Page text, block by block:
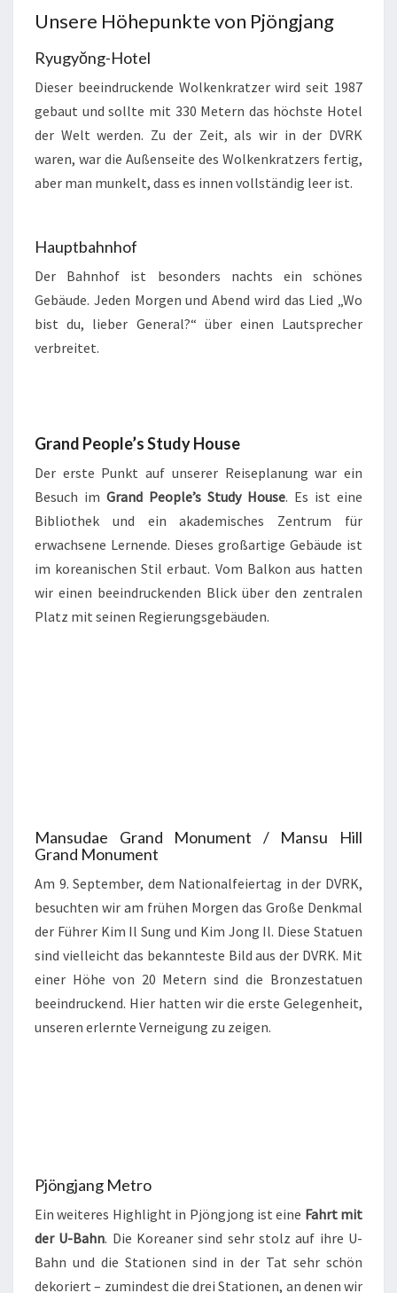
Unsere Höhepunkte von Pjöngjang
Ryugyŏng-Hotel
Dieser beeindruckende Wolkenkratzer wird seit 1987
gebaut und sollte mit 330 Metern das höchste Hotel
der Welt werden. Zu der Zeit, als wir in der DVRK
waren, war die Außenseite des Wolkenkratzers fertig,
aber man munkelt, dass es innen vollständig leer ist.
Hauptbahnhof
Der Bahnhof ist besonders nachts ein schönes
Gebäude. Jeden Morgen und Abend wird das Lied „Wo
bist du, lieber General?“ über einen Lautsprecher
verbreitet.
Grand People’s Study House
Der erste Punkt auf unserer Reiseplanung war ein
Besuch im Grand People’s Study House. Es ist eine
Bibliothek und ein akademisches Zentrum für
erwachsene Lernende. Dieses großartige Gebäude ist
im koreanischen Stil erbaut. Vom Balkon aus hatten
wir einen beeindruckenden Blick über den zentralen
Platz mit seinen Regierungsgebäuden.
Mansudae Grand Monument / Mansu Hill
Grand Monument
Am 9. September, dem Nationalfeiertag in der DVRK,
besuchten wir am frühen Morgen das Große Denkmal
der Führer Kim Il Sung und Kim Jong Il. Diese Statuen
sind vielleicht das bekannteste Bild aus der DVRK. Mit
einer Höhe von 20 Metern sind die Bronzestatuen
beeindruckend. Hier hatten wir die erste Gelegenheit,
unseren erlernte Verneigung zu zeigen.
Pjöngjang Metro
Ein weiteres Highlight in Pjöngjong ist eine Fahrt mit
der U-Bahn. Die Koreaner sind sehr stolz auf ihre U-
Bahn und die Stationen sind in der Tat sehr schön
dekoriert – zumindest die drei Stationen, an denen wir